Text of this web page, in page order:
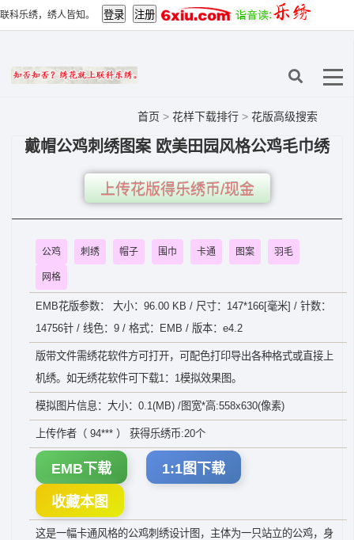
联科乐绣，绣人皆知。
首页 > 花样下载排行 > 花版高级搜索
戴帽公鸡刺绣图案 欧美田园风格公鸡毛巾绣
上传花版得乐绣币/现金
公鸡 刺绣 帽子 围巾 卡通 图案 羽毛
网格
EMB花版参数： 大小：96.00 KB / 尺寸：147*166[毫米] / 针数：
14756针 / 线色：9 / 格式：EMB / 版本：e4.2
版带文件需绣花软件方可打开，可配色打印导出各种格式或直接上
机绣。如无绣花软件可下载1：1模拟效果图。
模拟图片信息：大小：0.1(MB) /图宽*高:558x630(像素)
上传作者（ 94*** ） 获得乐绣币:20个
EMB下载 1:1图下载
收藏本图
这是一幅卡通风格的公鸡刺绣设计图，主体为一只站立的公鸡，身